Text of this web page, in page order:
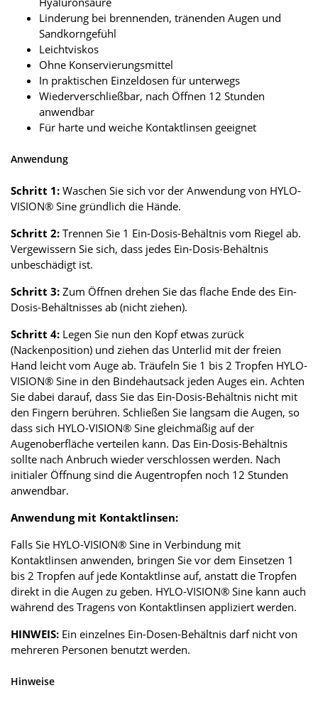
Linderung bei brennenden, tränenden Augen und
Sandkorngefühl
Leichtviskos
Ohne Konservierungsmittel
In praktischen Einzeldosen für unterwegs
Wiederverschließbar, nach Öffnen 12 Stunden
anwendbar
Für harte und weiche Kontaktlinsen geeignet
Anwendung
Schritt 1: Waschen Sie sich vor der Anwendung von HYLO-
VISION® Sine gründlich die Hände.
Schritt 2: Trennen Sie 1 Ein-Dosis-Behältnis vom Riegel ab.
Vergewissern Sie sich, dass jedes Ein-Dosis-Behältnis
unbeschädigt ist.
Schritt 3: Zum Öffnen drehen Sie das flache Ende des Ein-
Dosis-Behältnisses ab (nicht ziehen).
Schritt 4: Legen Sie nun den Kopf etwas zurück
(Nackenposition) und ziehen das Unterlid mit der freien
Hand leicht vom Auge ab. Träufeln Sie 1 bis 2 Tropfen HYLO-
VISION® Sine in den Bindehautsack jeden Auges ein. Achten
Sie dabei darauf, dass Sie das Ein-Dosis-Behältnis nicht mit
den Fingern berühren. Schließen Sie langsam die Augen, so
dass sich HYLO-VISION® Sine gleichmäßig auf der
Augenoberfläche verteilen kann. Das Ein-Dosis-Behältnis
sollte nach Anbruch wieder verschlossen werden. Nach
initialer Öffnung sind die Augentropfen noch 12 Stunden
anwendbar.
Anwendung mit Kontaktlinsen:
Falls Sie HYLO-VISION® Sine in Verbindung mit
Kontaktlinsen anwenden, bringen Sie vor dem Einsetzen 1
bis 2 Tropfen auf jede Kontaktlinse auf, anstatt die Tropfen
direkt in die Augen zu geben. HYLO-VISION® Sine kann auch
während des Tragens von Kontaktlinsen appliziert werden.
HINWEIS: Ein einzelnes Ein-Dosen-Behältnis darf nicht von
mehreren Personen benutzt werden.
Hinweise